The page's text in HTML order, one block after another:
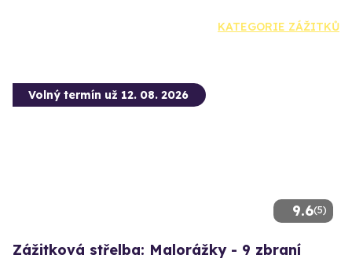
KATEGORIE ZÁŽITKŮ
9.6(5)
Volný termín už 12. 08. 2026
Zážitková střelba: Malorážky - 9 zbraní